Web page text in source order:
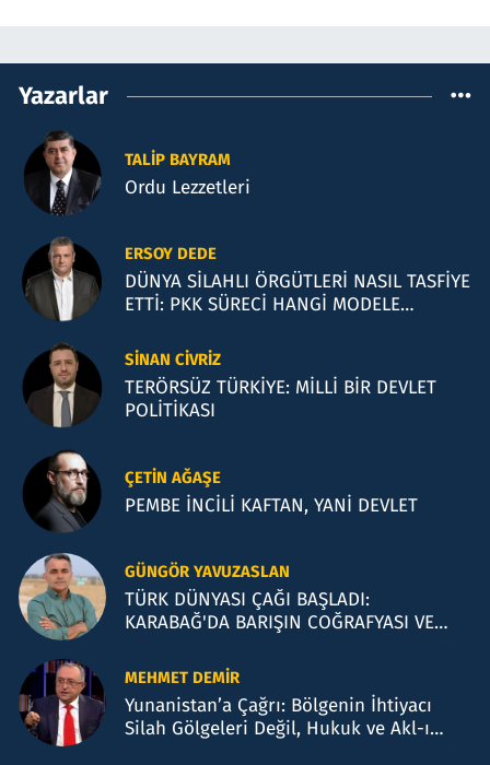
Yazarlar
TALIP BAYRAM
Ordu Lezzetleri
ERSOY DEDE
DÜNYA SİLAHLI ÖRGÜTLERİ NASIL TASFİYE
ETTİ: PKK SÜRECİ HANGİ MODELE
SINAN CIVRIZ
TERÖRSÜZ TÜRKİYE: MİLLİ BİR DEVLET
POLİTİKASI
ÇETIN AĞAŞE
PEMBE İNCİLİ KAFTAN, YANİ DEVLET
GÜNGÖR YAVUZASLAN
TÜRK DÜNYASI ÇAĞI BAŞLADI:
KARABAĞ'DA BARIŞIN COĞRAFYASI VE
MEHMET DEMIR
Yunanistan’a Çağrı: Bölgenin İhtiyacı
Silah Gölgeleri Değil, Hukuk ve Akl-ı